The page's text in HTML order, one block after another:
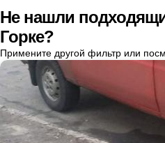
Не нашли
Горке?
Примените другой фильтр или